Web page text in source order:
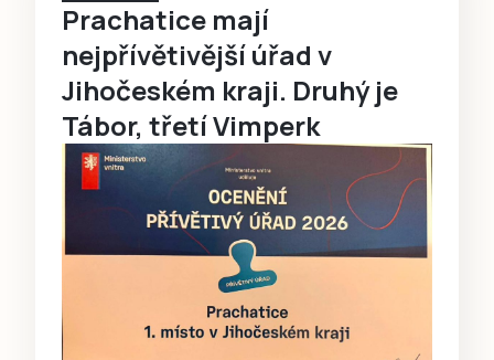
Prachatice mají
nejpřívětivější úřad v
Jihočeském kraji. Druhý je
Tábor, třetí Vimperk